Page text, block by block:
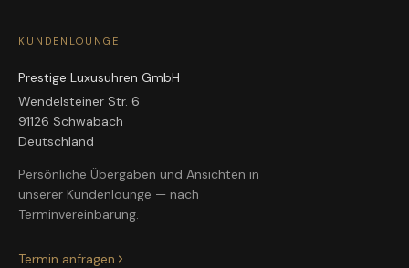
KUNDENLOUNGE
Prestige Luxusuhren GmbH
Wendelsteiner Str. 6
91126 Schwabach
Deutschland
Persönliche Übergaben und Ansichten in
unserer Kundenlounge — nach
Terminvereinbarung.
Termin anfragen